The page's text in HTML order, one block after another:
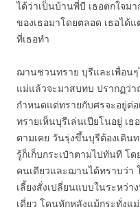
ได้ว่าเป็นบ้านพี่บี เธอตกใจม
ของเธอมาโดยตลอด เธอได้
ที่เธอทำ
ฌานชวนทราย บุรีและเพื่อนๆ
แม่แล้วจะมาสบทบ ปรากฏว่
กำหนดแต่ทรายกับศรจะอยู่ต่
ทรายเห็นบุรีเล่นเปียโนอยู่ เธ
ตามเคย วันรุ่งขึ้นบุรีต้องเดิน
รู้ก็เก็บกระเป๋าตามไปทันที โ
คนเดียวและฌานได้ทราบว่า
เลี้ยงสั่งเปลี่ยนแบบในระหว่า
เดี่ยว โดนหักหลังแม้กระทั่งแ